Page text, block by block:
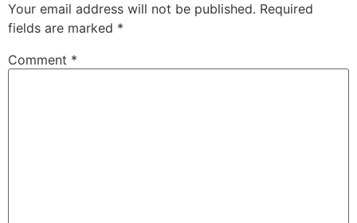
Your email address will not be published. Required
fields are marked *
Comment *